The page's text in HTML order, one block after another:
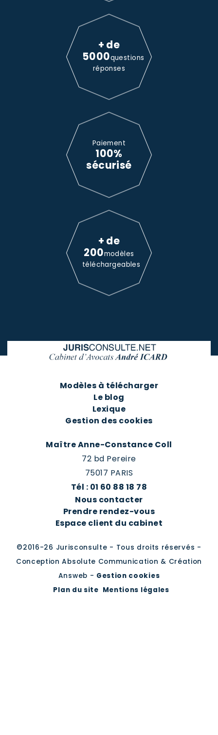
+ de
5000questions
réponses
Paiement
100%
sécurisé
+ de
200modèles
téléchargeables
Modèles à télécharger
Le blog
Lexique
Gestion des cookies
Maître Anne-Constance Coll
72 bd Pereire
75017 PARIS
Tél : 01 60 88 18 78
Nous contacter
Prendre rendez-vous
Espace client du cabinet
©2016-26 Jurisconsulte - Tous droits réservés -
Conception Absolute Communication & Création
Answeb - Gestion cookies
Plan du site Mentions légales